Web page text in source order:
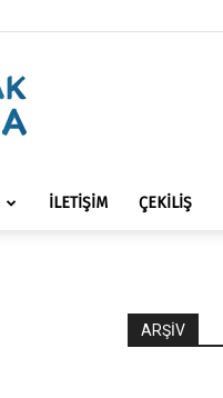
İLETİŞİM ÇEKİLİŞ
ARŞİV